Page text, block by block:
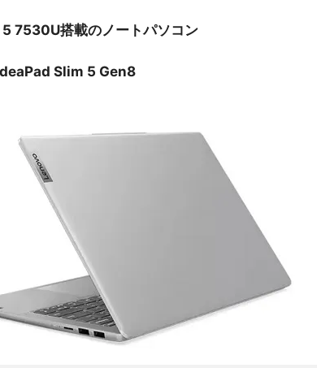
7530U搭載のノートパソコン
Slim 5 Gen8